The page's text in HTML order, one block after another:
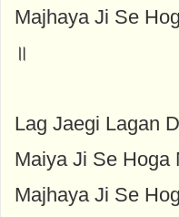
Majhaya Ji Se
॥
Lag Jaegi Lagan
Maiya Ji Se Hoga
Majhaya Ji Se